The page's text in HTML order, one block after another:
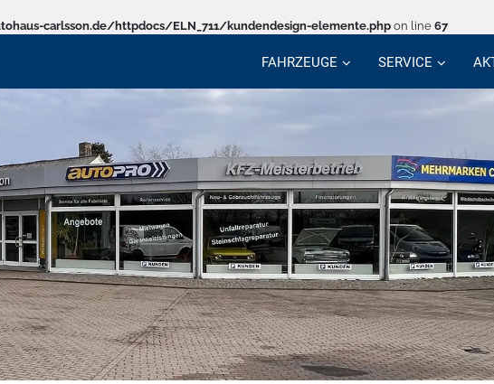
carlsson.de/httpdocs/ELN_711/kundendesign-elemente.php on line 67
FAHRZEUGE SERVICE